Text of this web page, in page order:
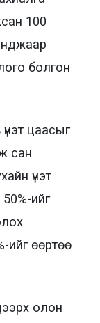
100
болгон
цаасыг
сан
үнэт
ийг
ийг өөртөө
олон